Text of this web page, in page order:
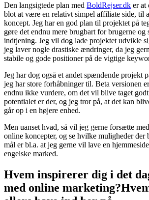
Den langsigtede plan med BoldRejser.dk er at
blot at være en relativt simpel affiliate side, til
koncept. Jeg har en god plan til projektet på
gøre det endnu mere brugbart for brugerne og
indtjening. Jeg vil dog lade projektet udvikle
jeg laver nogle drastiske ændringer, da jeg
stabile og gode positioner på de vigtige
Jeg har dog også et andet spændende projekt
jeg har store forhåbninger til. Beta versionen
endnu ikke vurdere, om det vil blive taget
potentialet er der, og jeg tror på, at det kan
går op i en højere enhed.
Men uanset hvad, så vil jeg gerne forsætte
online koncepter, og se hvilke muligheder
mål er bl.a. at jeg gerne vil lave en
engelske marked.
Hvem inspirerer dig i det
med online